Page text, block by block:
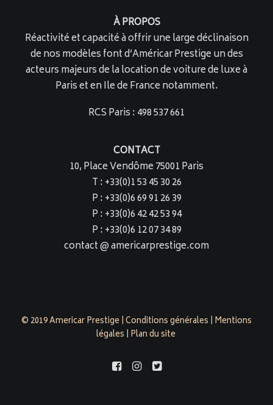
À PROPOS
Réactivité et capacité à offrir une large déclinaison
de nos modèles font d’Américar Prestige un des
acteurs majeurs de la location de voiture de luxe à
Paris et en Ile de France notamment.
RCS Paris : 498 537 661
CONTACT
10, Place Vendôme 75001 Paris
T : +33(0)1 53 45 30 26
P : +33(0)6 69 91 26 39
P : +33(0)6 42 42 53 94
P : +33(0)6 12 07 34 89
contact @ americarprestige.com
© 2019 Americar Prestige |Conditions générales | Mentions
légales | Plan du site